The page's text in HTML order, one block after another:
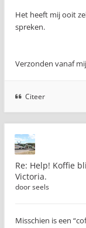
Het heeft mij ooit
spreken.
Verzonden vanaf
Citeer
Re: Help! Koffie
Victoria.
doorseels
Misschien is een